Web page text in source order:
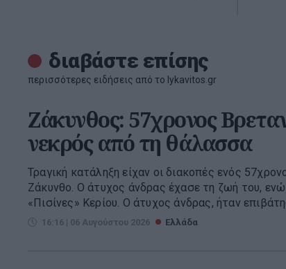
διαβάστε επίσης
περισσότερες ειδήσεις από το lykavitos.gr
Ζάκυνθος: 57χρονος
νεκρός από τη θάλασσα
Τραγική κατάληξη είχαν οι διακοπές ενός
Ζάκυνθο. Ο άτυχος άνδρας έχασε τη ζωή του,
«Πισίνες» Κερίου. Ο άτυχος άνδρας, ήταν
16:16 | 06 Αυγούστου 2026 Ελλάδα